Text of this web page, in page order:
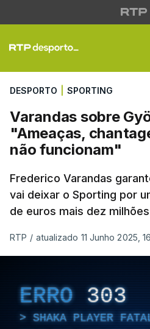
Varandas
DESPORTO SPORTING
Varandas sobre
"Ameaças,
não funcionam"
Frederico Varandas
vai deixar o Sporting por
de euros mais dez
RTP / atualizado 11 Junho 2025,
ERRO 303
SHAKA PLAYER